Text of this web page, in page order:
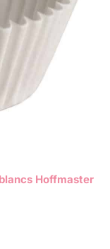
Hoffmaster